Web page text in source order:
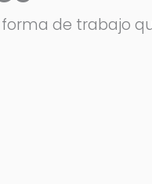
de trabajo